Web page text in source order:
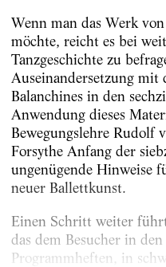
Wenn man das Werk
möchte, reicht es bei
Tanzgeschichte zu
Auseinandersetzung mit
Balanchines in den
Anwendung dieses
Bewegungslehre Rudolf
Forsythe Anfang der
ungenügende Hinweise
neuer Ballettkunst.
Einen Schritt weiter
das dem Besucher in
Programmheften, in